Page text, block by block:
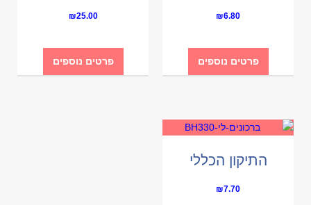
₪6.80
פרטים נוספים
₪25.00
פרטים נוספים
התיקון הכללי
₪7.70